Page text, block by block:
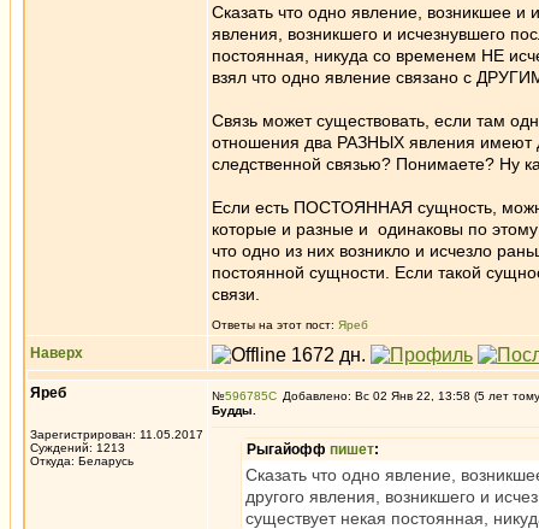
Сказать что одно явление, возникшее и
явления, возникшего и исчезнувшего
постоянная, никуда со временем НЕ
взял что одно явление связано с
Связь может существовать, если там
отношения два РАЗНЫХ явления имеют
следственной связью? Понимаете? Ну
Если есть ПОСТОЯННАЯ сущность,
которые и разные и одинаковы по
что одно из них возникло и исчезло
постоянной сущности. Если такой
связи.
Ответы на этот пост: Яреб
Наверх
Яреб
Зарегистрирован: 11.05.2017
Суждений: 1213
Откуда: Беларусь
№596785
Добавлено: Вс 02 Янв 22, 13:58 (5 лет
Будды.
Рыгайофф пишет:
Сказать что одно явление,
другого явления, возникшего и
существует некая постоянная,